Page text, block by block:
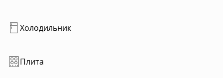
Холодильник
Плита